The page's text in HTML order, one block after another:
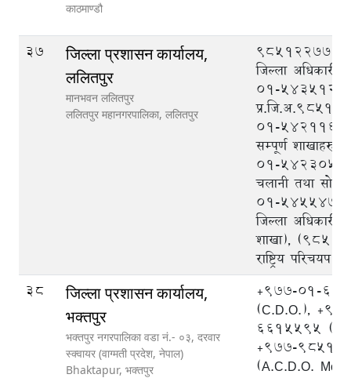
काठमाण्डौ
37
जिल्ला प्रशासन कार्यालय,
ललितपुर
मानभवन ललितपुर
ललितपुर महानगरपालिका, ललितपुर
९८५१२२७७७७
जिल्ला अधिकारी),
०१-५४३५१२९
०१-
सम्पूर्ण
०१-५४२३०५१
चलानी तथा
०१-५४५५४७५
जिल्ला अधिकारी
शाखा),
राष्ट्रिय परिचयप
38
जिल्ला प्रशासन कार्यालय,
भक्तपुर
भक्तपुर नगरपालिका वडा नं.- ०३, दरवार
स्क्वायर (वाग्मती प्रदेश, नेपाल)
Bhaktapur, भक्तपुर
+977-01-
(C.D.O.),
6615595
+977-
(A.C.D.O.